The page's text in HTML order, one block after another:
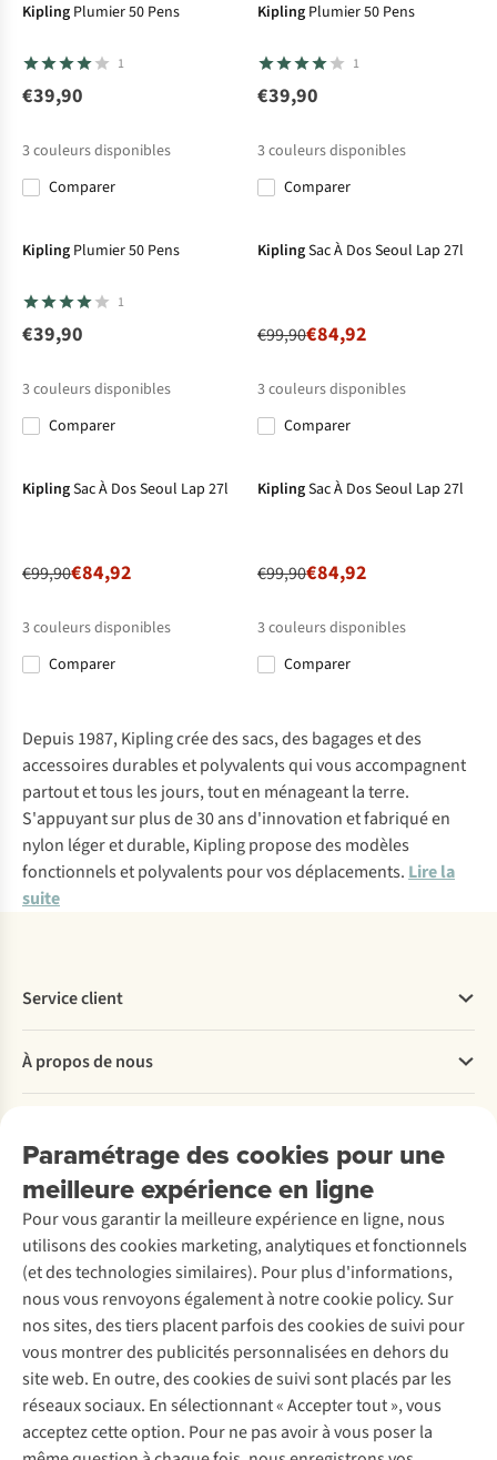
Kipling Plumier 50 Pens
1
€39,90
3couleurs disponibles
Comparer
Kipling Plumier 50 Pens
1
€39,90
3couleurs disponibles
Comparer
Kipling Plumier 50 Pens
1
€39,90
3couleurs disponibles
Comparer
KiplingSac À Dos Seoul Lap 27l
€99,90€84,92
3couleurs disponibles
%
% %
Comparer
KiplingSac À Dos Seoul Lap 27l
€99,90€84,92
3couleurs disponibles
%
% %
Comparer
KiplingSac À Dos Seoul Lap 27l
€99,90€84,92
3couleurs disponibles
%
% %
Comparer
Depuis 1987, Kipling crée des sacs, des bagages et des
accessoires durables et polyvalents qui vous accompagnent
partout et tous les jours, tout en ménageant la terre.
S'appuyant sur plus de 30 ans d'innovation et fabriqué en
nylon léger et durable, Kipling propose des modèles
fonctionnels et polyvalents pour vos déplacements. Lire la
suite
Paramétrage des cookies pour une
meilleure expérience en ligne
Pour vous garantir la meilleure expérience en ligne, nous
utilisons des cookies marketing, analytiques et fonctionnels
(et des technologies similaires). Pour plus d'informations,
nous vous renvoyons également à notre cookie policy. Sur
nos sites, des tiers placent parfois des cookies de suivi pour
vous montrer des publicités personnalisées en dehors du
site web. En outre, des cookies de suivi sont placés par les
réseaux sociaux. En sélectionnant « Accepter tout », vous
acceptez cette option. Pour ne pas avoir à vous poser la
Service client
Commander
Payer
Retourner
Rétractation d'une commande
Entretien & réparations
Garantie
Contactez-nous
À propos de nous
Entreprise responsable
À propos d’Ayacucho
Nos magasins
À propos d’A.S.Adventure
Déclaration d'accessibilité
Location / Location sports d’hiver
Seconde-main
Entretien de ski
Service de lavage
Entretien de chaussures
Réparation de chaussures
Réparation de vêtements
Retouches
Pour les entreprises
Découvrez
A.S.Magazine
Explore Camp
Expertise & conseils
Abonnez-vous à la newsletter
Suivez-nous